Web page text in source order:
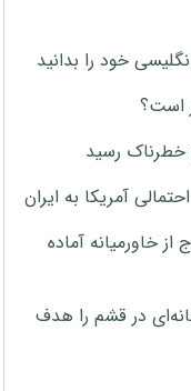
خود را بدانید
رسید
آمریکا به ایران
خاورمیانه آماده
آمریکا خانه‌ای در قشم را هدف